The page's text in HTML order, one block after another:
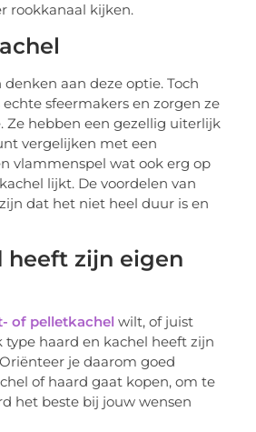
rookkanaal kijken.
aan deze optie. Toch
sfeermakers en zorgen ze
Ze hebben een gezellig uiterlijk
vergelijken met een
vlammenspel wat ook erg op
lijkt. De voordelen van
dat het niet heel duur is en
heeft zijn eigen
of pelletkachel wilt, of juist
type haard en kachel heeft zijn
je daarom goed
of haard gaat kopen, om te
het beste bij jouw wensen